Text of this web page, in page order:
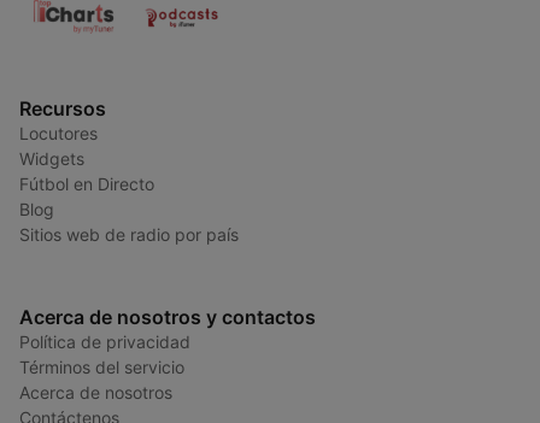
Recursos
Locutores
Widgets
Fútbol en Directo
Blog
Sitios web de radio por país
Acerca de nosotros y contactos
Política de privacidad
Términos del servicio
Acerca de nosotros
Contáctenos